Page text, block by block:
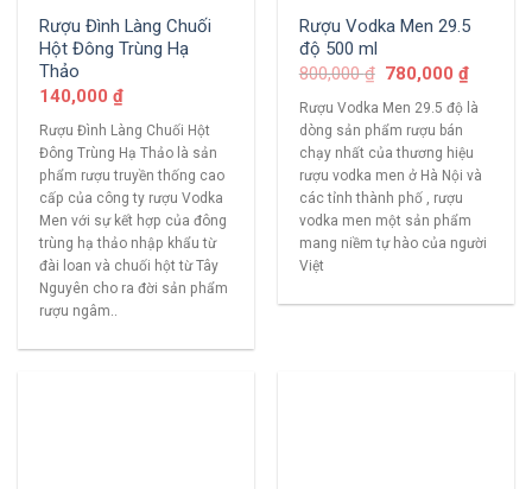
Rượu Đình Làng Chuối
Hột Đông Trùng Hạ
Thảo
140,000 ₫
Rượu Đình Làng Chuối Hột
Đông Trùng Hạ Thảo là sản
phẩm rượu truyền thống cao
cấp của công ty rượu Vodka
Men với sự kết hợp của đông
trùng hạ thảo nhập khẩu từ
đài loan và chuối hột từ Tây
Nguyên cho ra đời sản phẩm
rượu ngâm..
Rượu Vodka Men 29.5
độ 500 ml
800,000₫ 780,000₫
Rượu Vodka Men 29.5 độ là
dòng sản phẩm rượu bán
chạy nhất của thương hiệu
rượu vodka men ở Hà Nội và
các tỉnh thành phố , rượu
vodka men một sản phẩm
mang niềm tự hào của người
Việt